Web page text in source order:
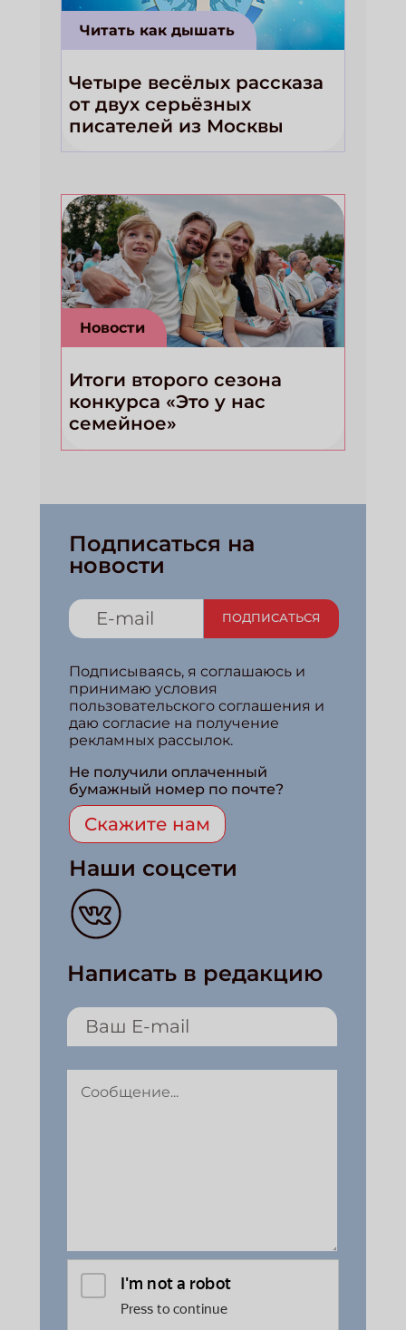
Читать как дышать
Четыре весёлых рассказа
от двух серьёзных
писателей из Москвы
Новости
Итоги второго сезона
конкурса «Это у нас
семейное»
Подписаться на
новости
ПОДПИСАТЬСЯ
Подписываясь, я соглашаюсь и
принимаю условия
пользовательского соглашения и
даю согласие на получение
рекламных рассылок.
Не получили оплаченный
бумажный номер по почте?
Скажите нам
Наши соцсети
Написать в редакцию